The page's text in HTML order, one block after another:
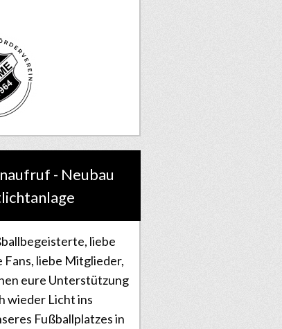
- Neubau
liebe
Fans, liebe Mitglieder,
eure Unterstützung
wieder Licht ins
Fußballplatzes in